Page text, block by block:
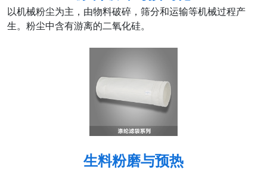
以机械粉尘为主，由物料破碎，筛分和运输等机械过程产
生。粉尘中含有游离的二氧化硅。
生料粉磨与预热